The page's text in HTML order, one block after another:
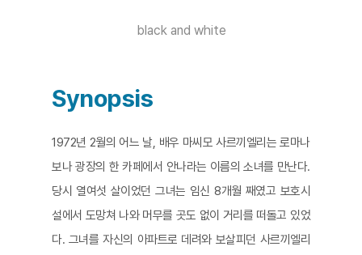
black and white
Synopsis
1972년 2월의 어느 날, 배우 마씨모 사르끼엘리는 로마나
보나 광장의 한 카페에서 안나라는 이름의 소녀를 만난다.
당시 열여섯 살이었던 그녀는 임신 8개월 째였고 보호시
설에서 도망쳐 나와 머무를 곳도 없이 거리를 떠돌고 있었
다. 그녀를 자신의 아파트로 데려와 보살피던 사르끼엘리